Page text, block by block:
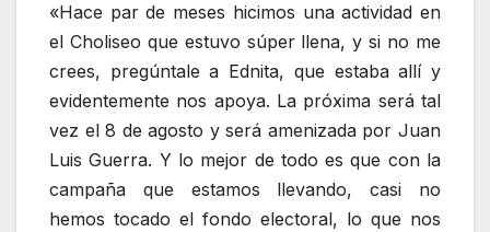
«Hace par de meses hicimos una actividad en
el Choliseo que estuvo súper llena, y si no me
crees, pregúntale a Ednita, que estaba allí y
evidentemente nos apoya. La próxima será tal
vez el 8 de agosto y será amenizada por Juan
Luis Guerra. Y lo mejor de todo es que con la
campaña que estamos llevando, casi no
hemos tocado el fondo electoral, lo que nos